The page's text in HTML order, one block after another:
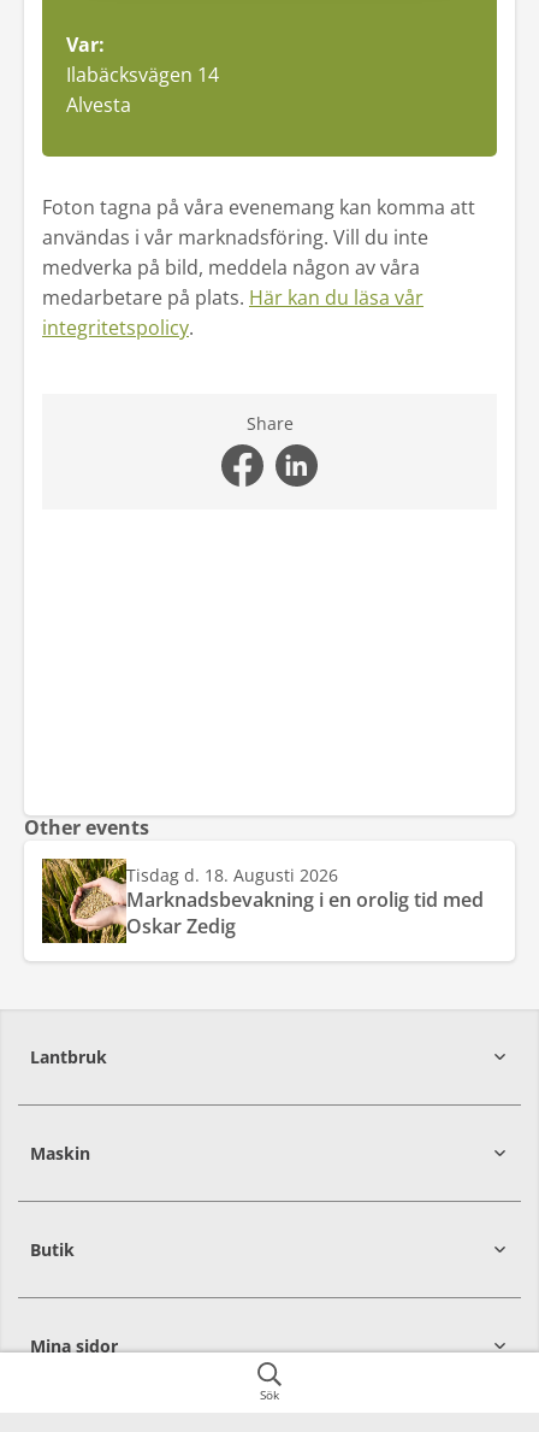
Sök
Var:
Ilabäcksvägen 14
Alvesta
Foton tagna på våra evenemang kan komma att
användas i vår marknadsföring. Vill du inte
medverka på bild, meddela någon av våra
medarbetare på plats. Här kan du läsa vår
integritetspolicy.
Share
Other events
Tisdag d. 18. Augusti 2026
Marknadsbevakning i en orolig tid med
Oskar Zedig
Lantbruk
39239
Maskin
27430
Butik
Mina sidor